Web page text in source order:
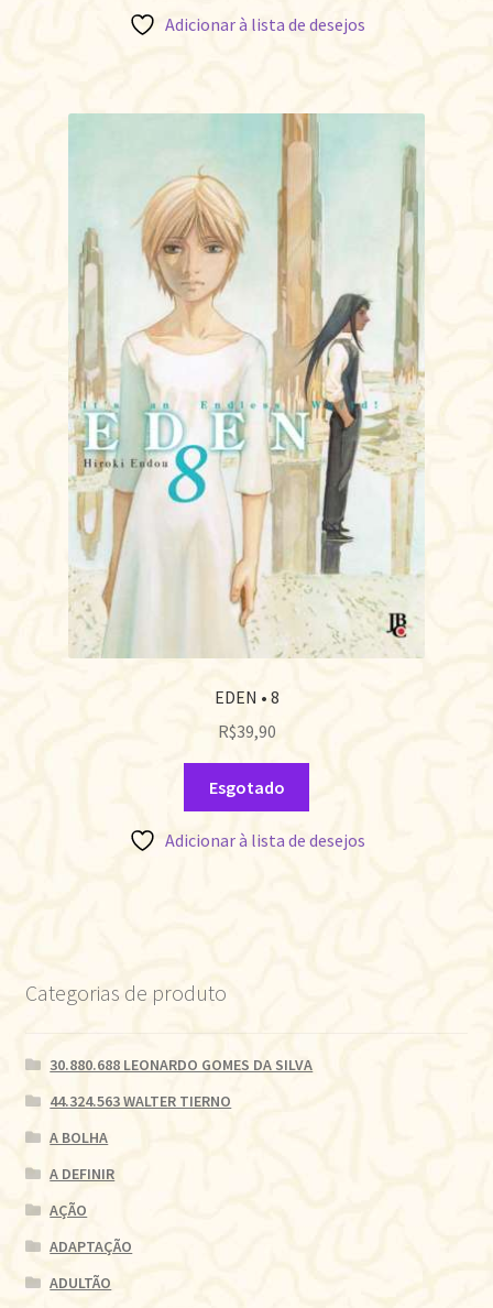
Adicionar à lista de desejos
EDEN • 8
R$39,90
Esgotado
Adicionar à lista de desejos
Categorias de produto
30.880.688 LEONARDO GOMES DA SILVA
44.324.563 WALTER TIERNO
A BOLHA
A DEFINIR
AÇÃO
ADAPTAÇÃO
ADULTÃO